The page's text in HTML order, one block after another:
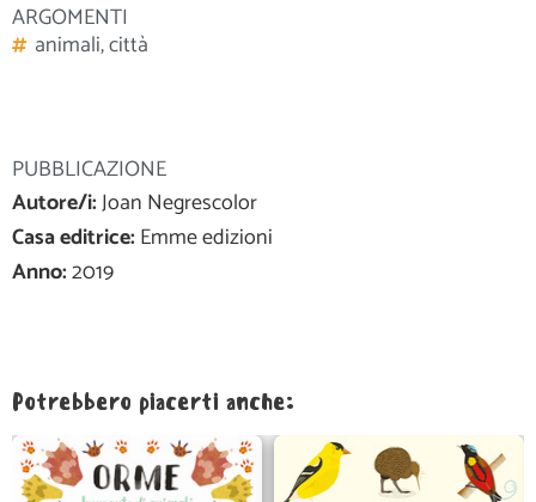
PUBBLICAZIONE
Autore/i:Joan Negrescolor
Casa editrice:Emme edizioni
Anno:2019
ARGOMENTI
animali,città
Potrebbero piacerti anche: